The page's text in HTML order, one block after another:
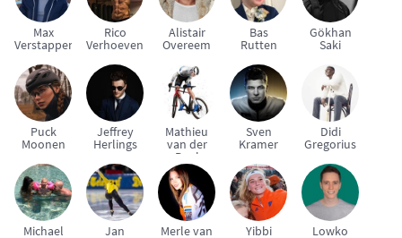
Max
Verstappen
Rico
Verhoeven
Alistair
Overeem
Bas
Rutten
Gökhan
Saki
Puck
Moonen
Jeffrey
Herlings
Mathieu
van der
Poel
Sven
Kramer
Didi
Gregorius
Michael Jan Merle van Yibbi Lowko